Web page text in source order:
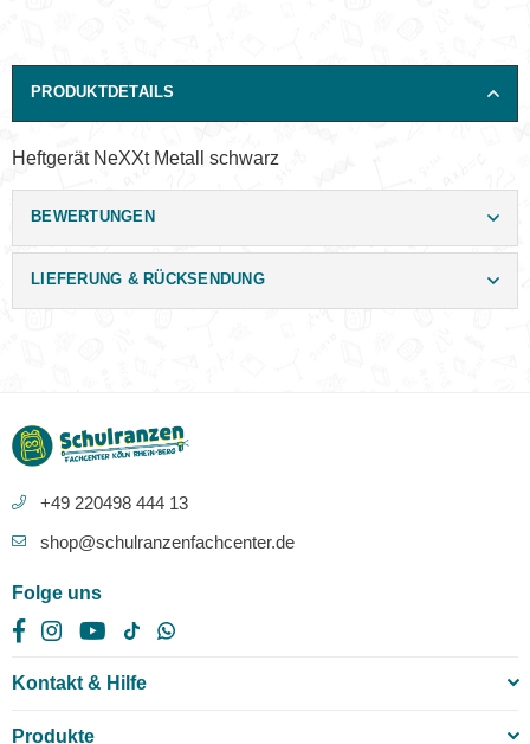
PRODUKTDETAILS
Heftgerät NeXXt Metall schwarz
BEWERTUNGEN
LIEFERUNG & RÜCKSENDUNG
+49 220498 444 13
shop@schulranzenfachcenter.de
Folge uns
FacebookInstagramYouTube
TikTokWhatsapp
Kontakt & Hilfe
Produkte